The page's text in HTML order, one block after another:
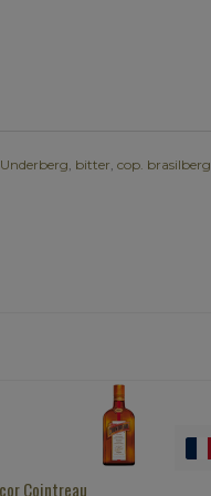
Underberg bitter cop. brasilberg
BITTER CAMPARI 998ml